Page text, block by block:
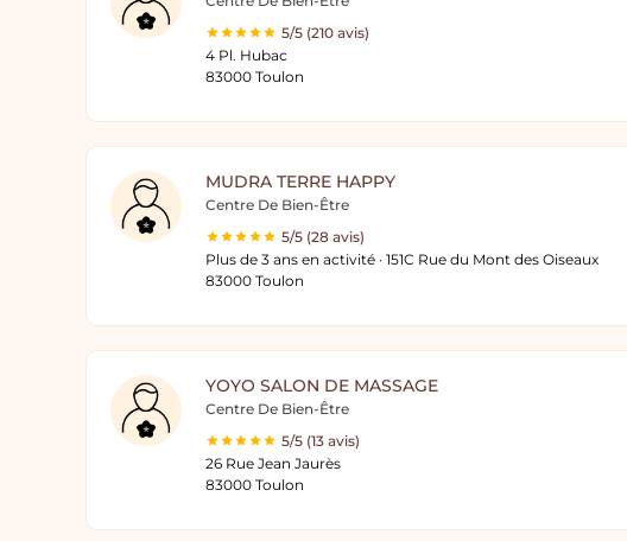
5/5 (210 avis)
4 Pl. Hubac
83000 Toulon
MUDRA TERRE HAPPY
Centre De Bien-Être
5/5 (28 avis)
Plus de 3 ans en activité · 151C Rue du Mont des Oiseaux
83000 Toulon
YOYO SALON DE MASSAGE
Centre De Bien-Être
5/5 (13 avis)
26 Rue Jean Jaurès
83000 Toulon